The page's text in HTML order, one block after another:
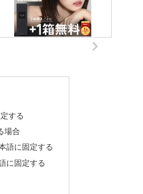
する
場合
語に固定する
に固定する